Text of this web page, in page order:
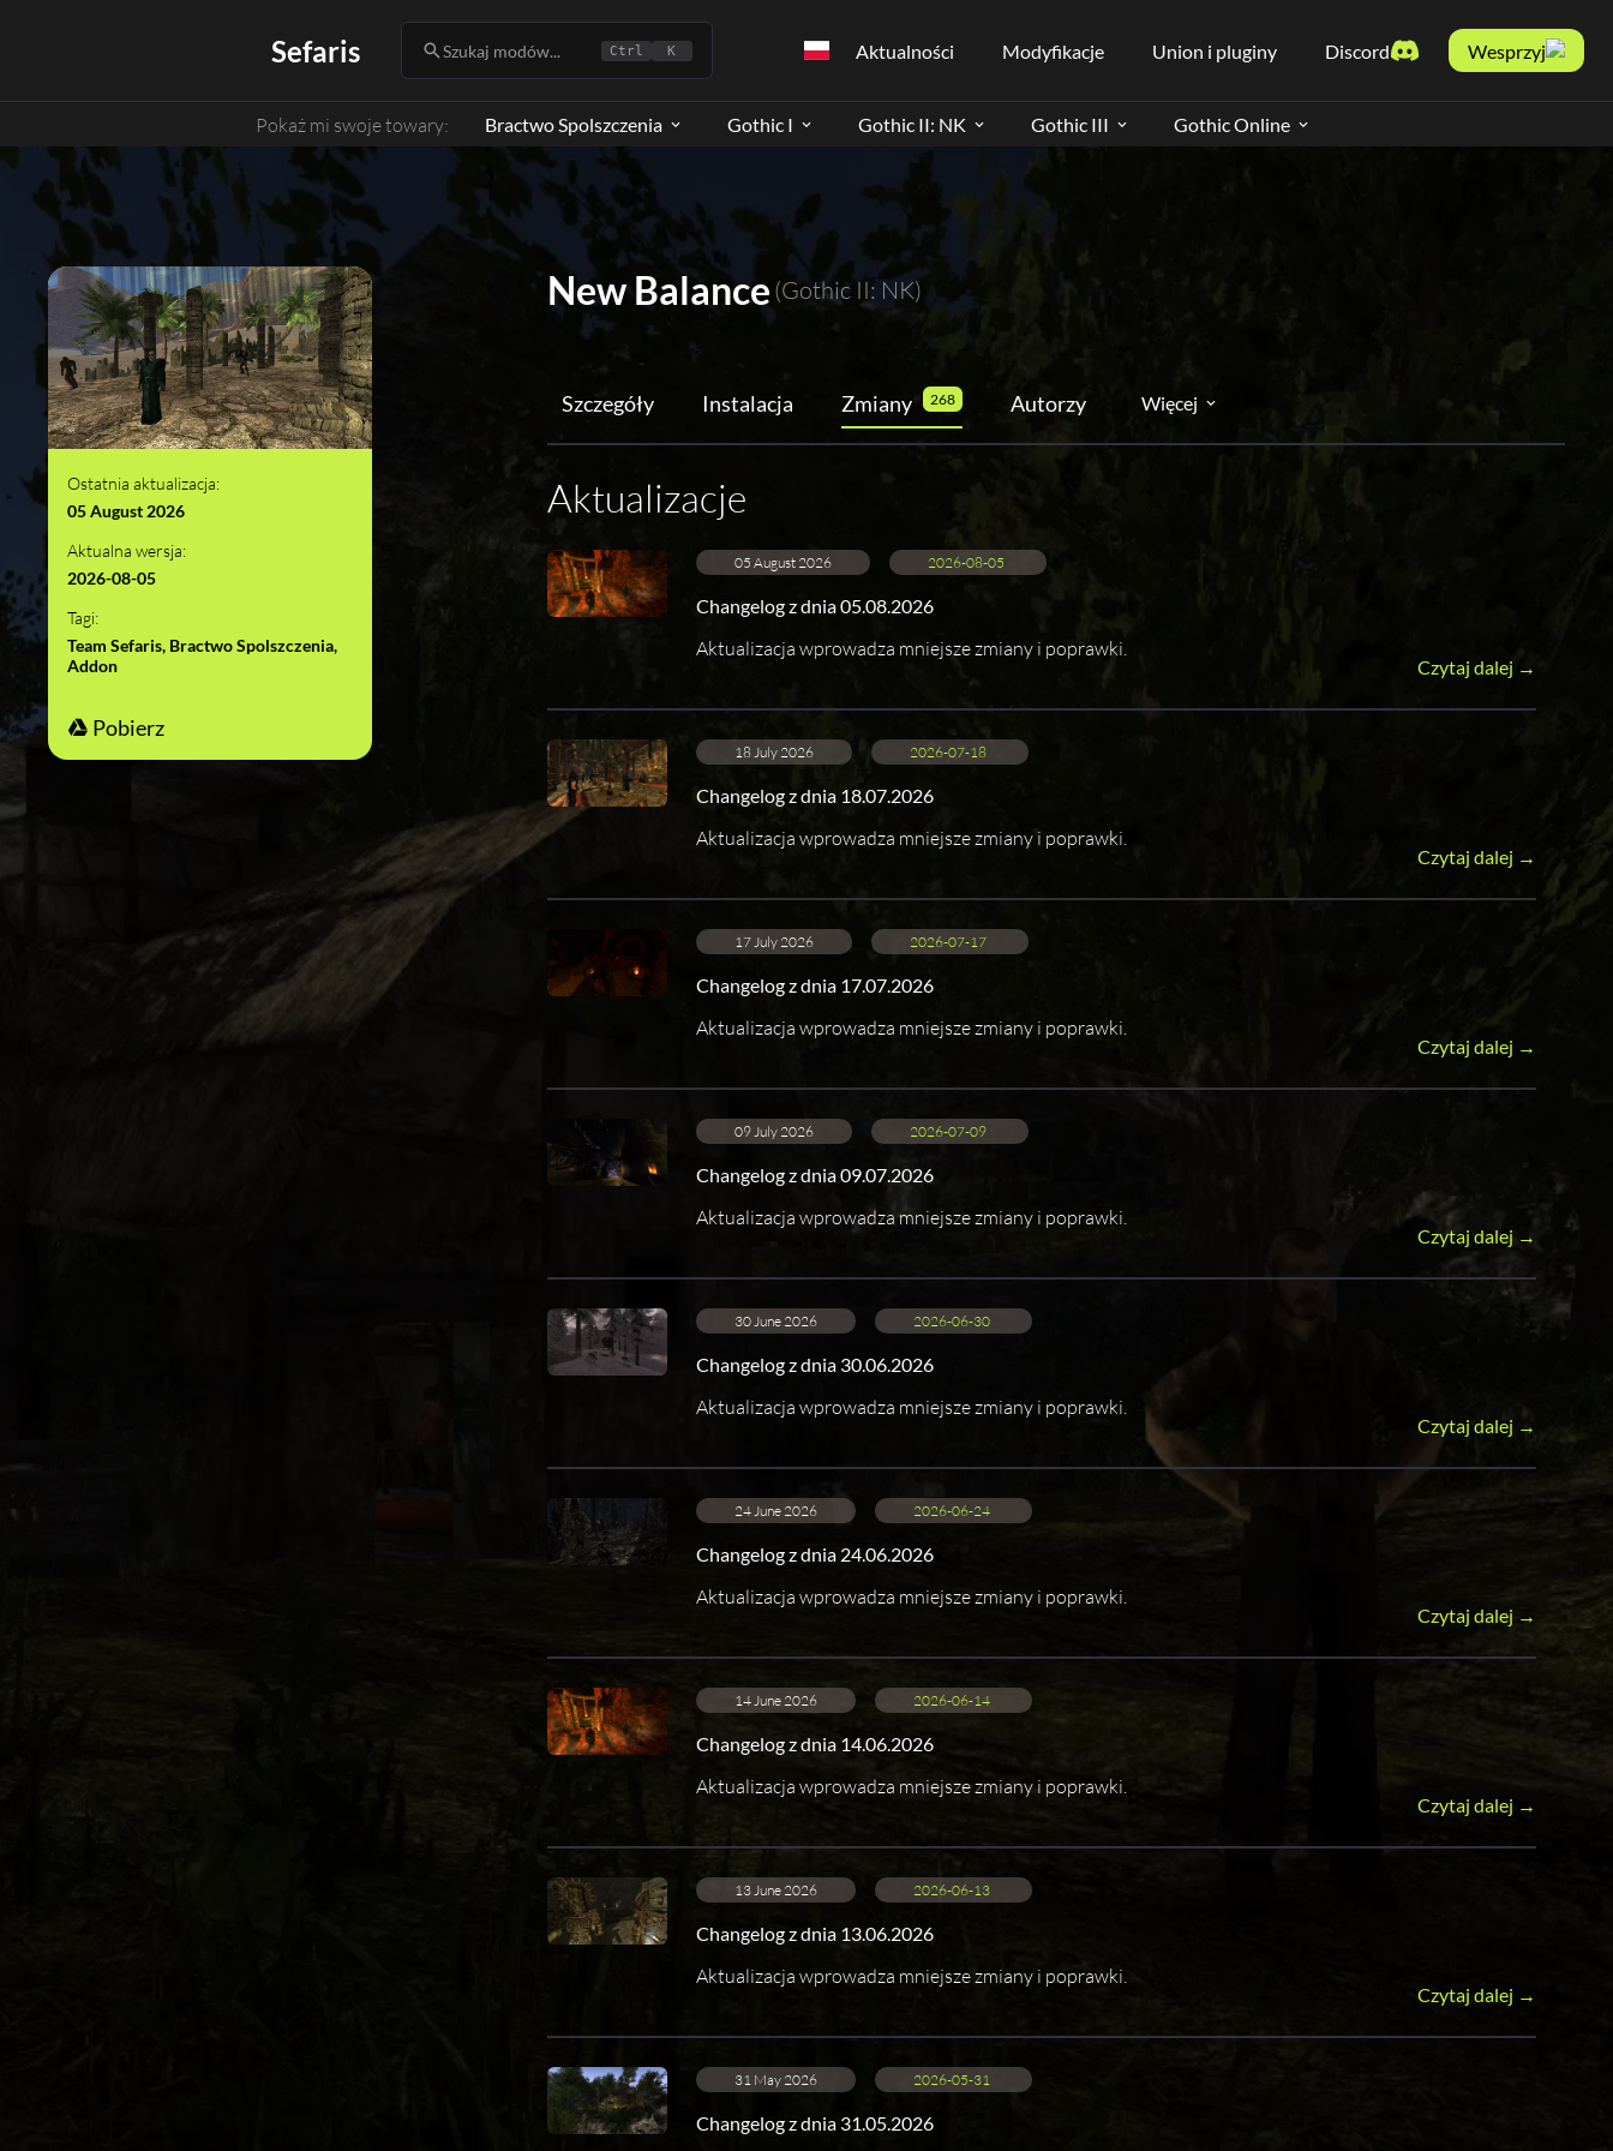
Sefaris Szukaj modów... Ctrl K Aktualności Modyfikacje Union i pluginy Discord Wesprzyj
Pokaż mi swoje towary: Bractwo Spolszczenia Gothic I Gothic II: NK Gothic III Gothic Online
Ostatnia aktualizacja:
05 August 2026
Aktualna wersja:
2026-08-05
Tagi:
Team Sefaris, Bractwo Spolszczenia,
Addon
Pobierz
New Balance (Gothic II: NK)
Szczegóły Instalacja Zmiany 268 Autorzy Więcej
Aktualizacje
05 August 2026 2026-08-05
Changelog z dnia 05.08.2026
Aktualizacja wprowadza mniejsze zmiany i poprawki.
Czytaj dalej →
18 July 2026 2026-07-18
Changelog z dnia 18.07.2026
Aktualizacja wprowadza mniejsze zmiany i poprawki.
Czytaj dalej →
17 July 2026 2026-07-17
Changelog z dnia 17.07.2026
Aktualizacja wprowadza mniejsze zmiany i poprawki.
Czytaj dalej →
09 July 2026 2026-07-09
Changelog z dnia 09.07.2026
Aktualizacja wprowadza mniejsze zmiany i poprawki.
Czytaj dalej →
30 June 2026 2026-06-30
Changelog z dnia 30.06.2026
Aktualizacja wprowadza mniejsze zmiany i poprawki.
Czytaj dalej →
24 June 2026 2026-06-24
Changelog z dnia 24.06.2026
Aktualizacja wprowadza mniejsze zmiany i poprawki.
Czytaj dalej →
14 June 2026 2026-06-14
Changelog z dnia 14.06.2026
Aktualizacja wprowadza mniejsze zmiany i poprawki.
Czytaj dalej →
13 June 2026 2026-06-13
Changelog z dnia 13.06.2026
Aktualizacja wprowadza mniejsze zmiany i poprawki.
Czytaj dalej →
31 May 2026 2026-05-31
Changelog z dnia 31.05.2026